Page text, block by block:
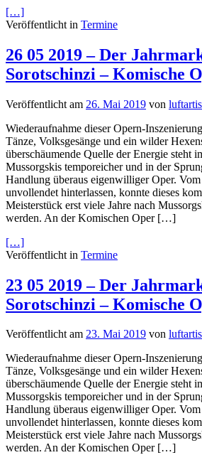
[…]
Veröffentlicht in Termine
26 05 2019 – Der
Sorotschinzi – Komische
Veröffentlicht am 26. Mai 2019 von
Wiederaufnahme dieser Opern-
Tänze, Volksgesänge und ein wilder
überschäumende Quelle der Energie steht
Mussorgskis temporeicher und in der
Handlung überaus eigenwilliger Oper.
unvollendet hinterlassen, konnte dieses
Meisterstück erst viele Jahre nach
werden. An der Komischen Oper […]
[…]
Veröffentlicht in Termine
23 05 2019 – Der
Sorotschinzi – Komische
Veröffentlicht am 23. Mai 2019 von
Wiederaufnahme dieser Opern-
Tänze, Volksgesänge und ein wilder
überschäumende Quelle der Energie steht
Mussorgskis temporeicher und in der
Handlung überaus eigenwilliger Oper.
unvollendet hinterlassen, konnte dieses
Meisterstück erst viele Jahre nach
werden. An der Komischen Oper […]